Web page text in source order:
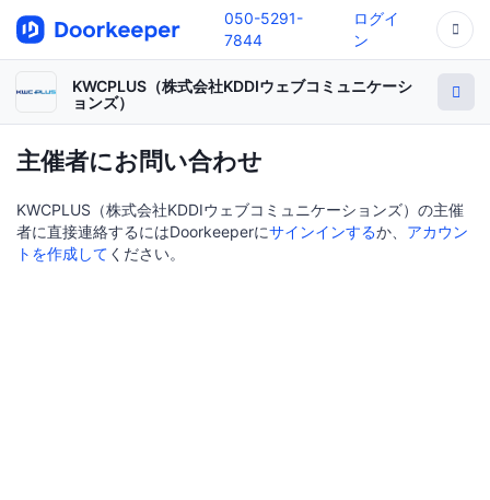
050-5291-
7844
ログイ
ン
KWCPLUS（株式会社KDDIウェブコミュニケーシ
ョンズ）
主催者にお問い合わせ
KWCPLUS（株式会社KDDIウェブコミュニケーションズ）の主催
者に直接連絡するにはDoorkeeperにサインインするか、 アカウン
トを作成して ください。